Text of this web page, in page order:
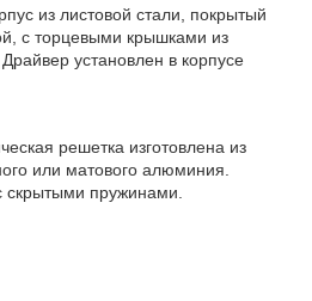
из листовой стали, покрытый
с торцевыми крышками из
установлен в корпусе
решетка изготовлена из
или матового алюминия.
скрытыми пружинами.